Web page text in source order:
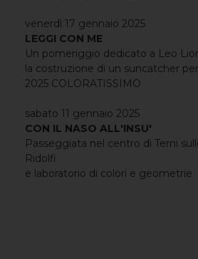
venerdì 17 gennaio 2025
LEGGI CON ME
Un pomeriggio dedicato a Leo
la costruzione di un suncatcher
2025 COLORATISSIMO
sabato 11 gennaio 2025
CON IL NASO ALL'INSU'
Passeggiata nel centro di Terni
Ridolfi
e laboratorio di colori e geometrie